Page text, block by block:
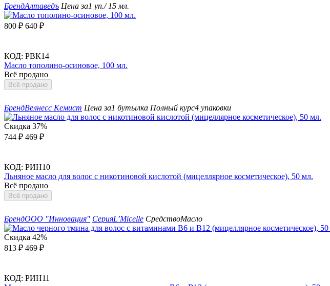
БрендАлтаведъ Цена за1 уп./ 15 мл.
800 ₽ 640 ₽
КОД: РВК14
Масло тополино-осиновое, 100 мл.
Всё продано
Всё продано
БрендВелнесс Кемист Цена за1 бутылка Полный курс4 упаковки
Скидка 37%
744 ₽ 469 ₽
КОД: РИН10
Льняное масло для волос с никотиновой кислотой (мицеллярное косметическое), 50 мл.
Всё продано
Всё продано
БрендООО "Инновация" СерияL’Micelle СредствоМасло
Скидка 42%
813 ₽ 469 ₽
КОД: РИН11